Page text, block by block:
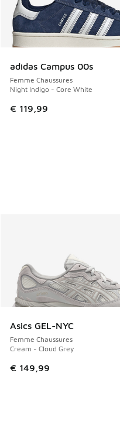
adidas Campus 00s
Femme Chaussures
Night Indigo - Core White
€ 119,99
Asics GEL-NYC
Femme Chaussures
Cream - Cloud Grey
€ 149,99